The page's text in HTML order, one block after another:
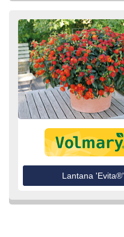
Lantana 'Evita®'